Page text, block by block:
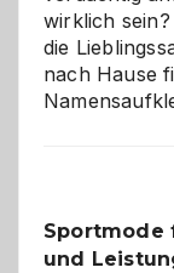
wirklich
die
nach Hause
Sportmode
und